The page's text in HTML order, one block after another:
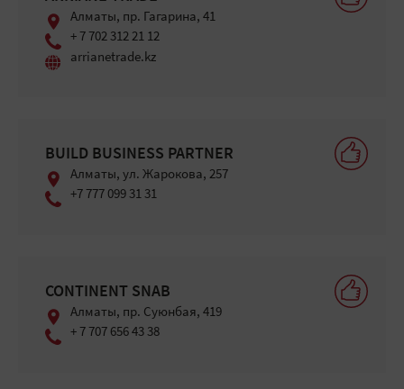
Алматы, пр. Гагарина, 41
+ 7 702 312 21 12
arrianetrade.kz
BUILD BUSINESS PARTNER
Алматы, ул. Жарокова, 257
+7 777 099 31 31
CONTINENT SNAB
Алматы, ​пр. Суюнбая, 419
+ 7 707 656 43 38